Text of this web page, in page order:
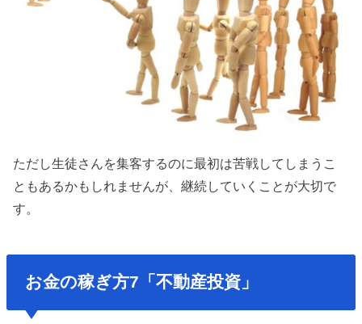
ただし生徒さんを集客するのに最初は苦戦してしまうこ
ともあるかもしれませんが、継続していくことが大切で
す。
お金の稼ぎ方7「不動産投資」